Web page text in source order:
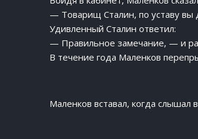
— Товарищ Сталин, по уставу вы
Удивленный Сталин ответил:
— Правильное замечание, — и
В течение года Маленков
Маленков вставал, когда слышал